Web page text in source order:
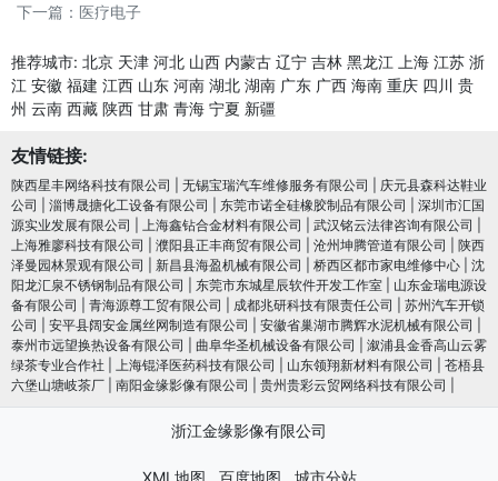
下一篇： 医疗电子
推荐城市: 北京 天津 河北 山西 内蒙古 辽宁 吉林 黑龙江 上海 江苏 浙
江 安徽 福建 江西 山东 河南 湖北 湖南 广东 广西 海南 重庆 四川 贵
州 云南 西藏 陕西 甘肃 青海 宁夏 新疆
友情链接:
陕西星丰网络科技有限公司 无锡宝瑞汽车维修服务有限公司
庆元县森科达鞋业
公司
淄博晟搪化工设备有限公司 东莞市诺全硅橡胶制品有限公司
深圳市汇国
源实业发展有限公司
上海鑫钻合金材料有限公司 武汉铭云法律咨询有限公司
上海雅廖科技有限公司
濮阳县正丰商贸有限公司 沧州坤腾管道有限公司
陕西
泽曼园林景观有限公司
新昌县海盈机械有限公司 桥西区都市家电维修中心
沈
阳龙汇泉不锈钢制品有限公司
东莞市东城星辰软件开发工作室
山东金瑞电源设
备有限公司
青海源尊工贸有限公司 成都兆研科技有限责任公司
苏州汽车开锁
公司
安平县阔安金属丝网制造有限公司 安徽省巢湖市腾辉水泥机械有限公司
泰州市远望换热设备有限公司
曲阜华圣机械设备有限公司
溆浦县金香高山云雾
绿茶专业合作社
上海锟泽医药科技有限公司 山东领翔新材料有限公司
苍梧县
六堡山塘岐茶厂
南阳金缘影像有限公司 贵州贵彩云贸网络科技有限公司
浙江金缘影像有限公司
XML地图 百度地图 城市分站